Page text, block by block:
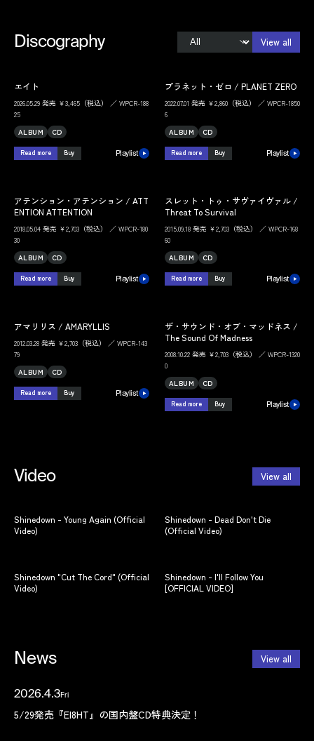
Discography View all
エイト
2026.05.29 発売 ￥3,465（税込） ／ WPCR-188
25
ALBUM
CD
Read more Buy Playlist
プラネット・ゼロ / PLANET ZERO
2022.07.01 発売 ￥2,860（税込） ／ WPCR-1850
6
ALBUM
CD
Read more Buy Playlist
アテンション・アテンション / ATT
ENTION ATTENTION
2018.05.04 発売 ￥2,703（税込） ／ WPCR-180
30
ALBUM
CD
Read more Buy Playlist
スレット・トゥ・サヴァイヴァル /
Threat To Survival
2015.09.18 発売 ￥2,703（税込） ／ WPCR-168
60
ALBUM
CD
Read more Buy Playlist
アマリリス / AMARYLLIS
2012.03.28 発売 ￥2,703（税込） ／ WPCR-143
79
ALBUM
CD
Read more Buy Playlist
ザ・サウンド・オブ・マッドネス /
The Sound Of Madness
2008.10.22 発売 ￥2,703（税込） ／ WPCR-1320
0
ALBUM
CD
Read more Buy Playlist
Video View all
Shinedown - Young Again (Official
Video)
Shinedown - Dead Don't Die
(Official Video)
Shinedown "Cut The Cord" (Official
Video)
Shinedown - I'll Follow You
[OFFICIAL VIDEO]
News View all
2026.4.3Fri
5/29発売『EI8HT』の国内盤CD特典決定！